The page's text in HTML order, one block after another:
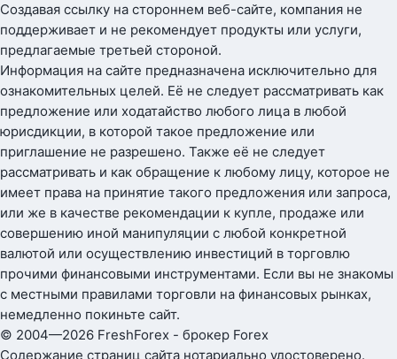
Создавая ссылку на стороннем веб-сайте, компания не
поддерживает и не рекомендует продукты или услуги,
предлагаемые третьей стороной.
Информация на сайте предназначена исключительно для
ознакомительных целей. Её не следует рассматривать как
предложение или ходатайство любого лица в любой
юрисдикции, в которой такое предложение или
приглашение не разрешено. Также её не следует
рассматривать и как обращение к любому лицу, которое не
имеет права на принятие такого предложения или запроса,
или же в качестве рекомендации к купле, продаже или
совершению иной манипуляции с любой конкретной
валютой или осуществлению инвестиций в торговлю
прочими финансовыми инструментами. Если вы не знакомы
с местными правилами торговли на финансовых рынках,
немедленно покиньте сайт.
© 2004—2026 FreshForex - брокер Forex
Содержание страниц сайта нотариально удостоверено.